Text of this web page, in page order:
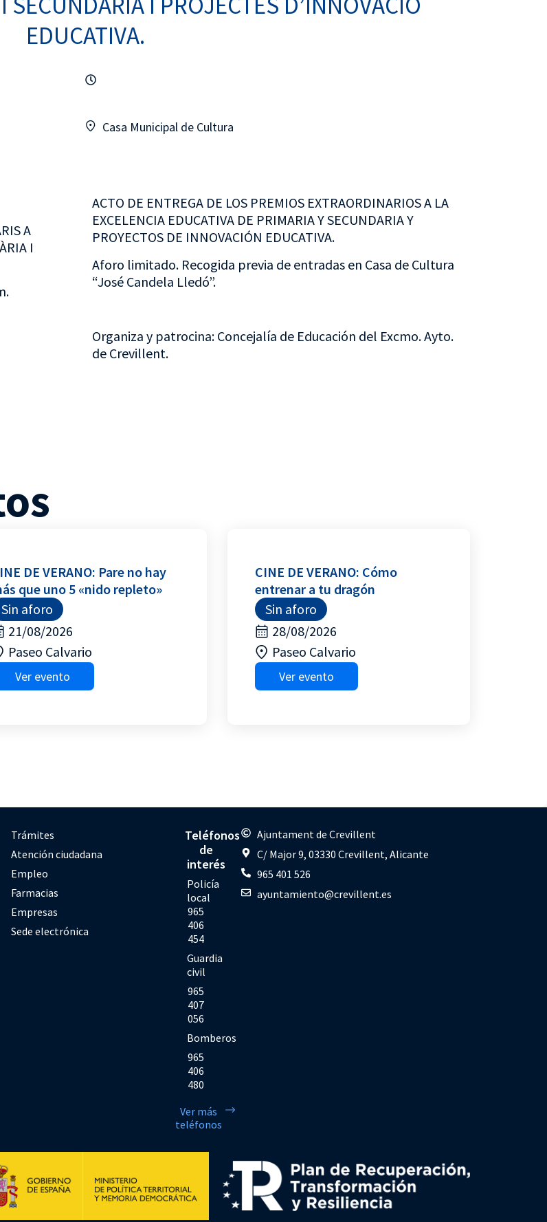
EDUCATIVA.
Casa Municipal de Cultura
A
I
ACTO DE ENTREGA DE LOS PREMIOS EXTRAORDINARIOS A LA
EXCELENCIA EDUCATIVA DE PRIMARIA Y SECUNDARIA Y
PROYECTOS DE INNOVACIÓN EDUCATIVA.
Aforo limitado. Recogida previa de entradas en Casa de Cultura
“José Candela Lledó”.
Organiza y patrocina: Concejalía de Educación del Excmo. Ayto.
de Crevillent.
DE VERANO: Pare no hay
que uno 5 «nido repleto»
Sin aforo
21/08/2026
Paseo Calvario
Ver evento
CINE DE VERANO: Cómo
entrenar a tu dragón
Sin aforo
28/08/2026
Paseo Calvario
Ver evento
Trámites
Atención ciudadana
Empleo
Farmacias
Empresas
Sede electrónica
Teléfonos
de
interés
Policía
local
965
406
454
Guardia
civil
965
407
056
Bomberos
965
406
480
Ver más
teléfonos
Ajuntament de Crevillent
C/ Major 9, 03330 Crevillent, Alicante
965 401 526
ayuntamiento@crevillent.es